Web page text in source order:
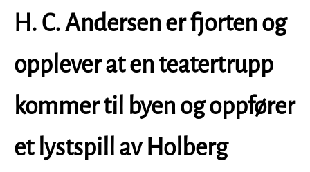
H. C. Andersen er fjorten og
opplever at en teatertrupp
kommer til byen og oppfører
et lystspill av Holberg